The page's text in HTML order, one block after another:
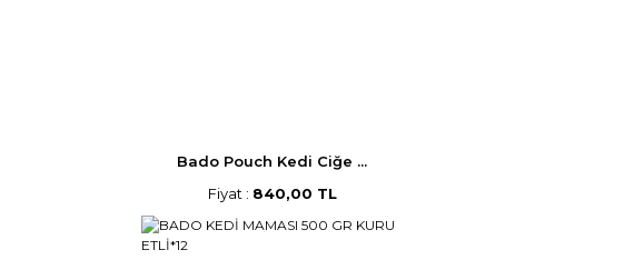
Bado Pouch Kedi Ciğe ...
Fiyat : 840,00 TL